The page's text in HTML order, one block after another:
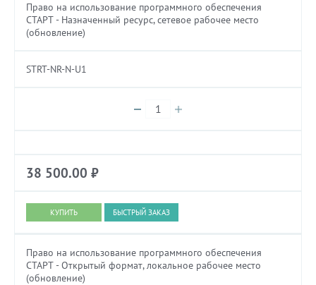
Право на использование программного обеспечения
СТАРТ - Назначенный ресурс, сетевое рабочее место
(обновление)
STRT-NR-N-U1
38 500.00 ₽
БЫСТРЫЙ ЗАКАЗ
Право на использование программного обеспечения
СТАРТ - Открытый формат, локальное рабочее место
(обновление)